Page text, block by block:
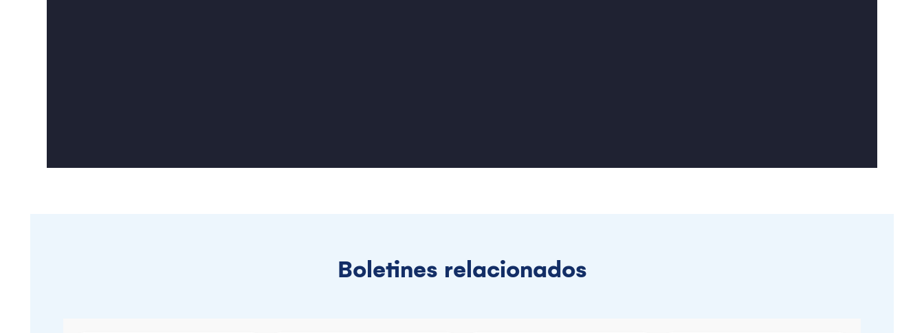
Boletines relacionados